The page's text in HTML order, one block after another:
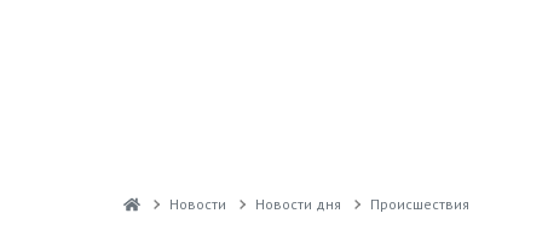
Новости Новости дня Проиcшествия